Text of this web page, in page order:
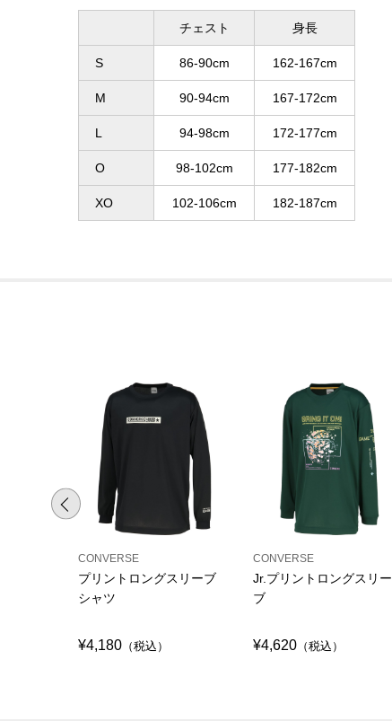
チェスト 身長
S 86-90cm 162-167cm
M 90-94cm 167-172cm
L 94-98cm 172-177cm
O 98-102cm 177-182cm
XO 102-106cm 182-187cm
CONVERSE
プリントロングスリーブ
シャツ
¥4,180 （税込）
CONVERSE
Jr.プリントロングスリー
ブ
¥4,620 （税込）